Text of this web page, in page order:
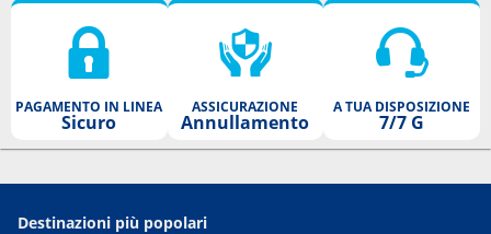
PAGAMENTO IN LINEA
Sicuro
ASSICURAZIONE
Annullamento
A TUA DISPOSIZIONE
7/7 G
Destinazioni più popolari